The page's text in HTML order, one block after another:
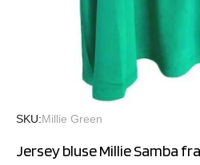
SKU Millie Green
Jersey bluse Millie Samba